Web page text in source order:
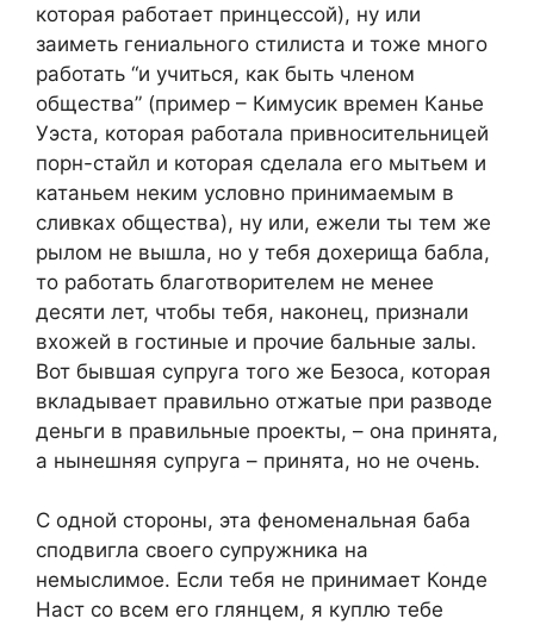
которая работает принцессой), ну или
заиметь гениального стилиста и тоже много
работать “и учиться, как быть членом
общества” (пример – Кимусик времен Канье
Уэста, которая работала привносительницей
порн-стайл и которая сделала его мытьем и
катаньем неким условно принимаемым в
сливках общества), ну или, ежели ты тем же
рылом не вышла, но у тебя дохерища бабла,
то работать благотворителем не менее
десяти лет, чтобы тебя, наконец, признали
вхожей в гостиные и прочие бальные залы.
Вот бывшая супруга того же Безоса, которая
вкладывает правильно отжатые при разводе
деньги в правильные проекты, – она принята,
а нынешняя супруга – принята, но не очень.
С одной стороны, эта феноменальная баба
сподвигла своего супружника на
немыслимое. Если тебя не принимает Конде
Наст со всем его глянцем, я куплю тебе